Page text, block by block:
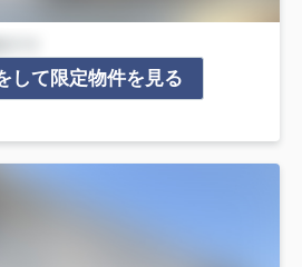
して限定物件を見る